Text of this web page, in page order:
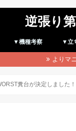
逆張り
▼機種考察 ▼立
よりマ
糞台が決定しました！